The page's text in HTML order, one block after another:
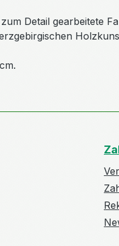
Detail gearbeitete